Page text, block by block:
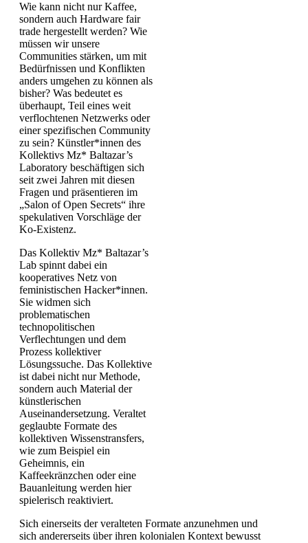
Wie kann nicht nur Kaffee,
sondern auch Hardware fair
trade hergestellt werden? Wie
müssen wir unsere
Communities stärken, um mit
Bedürfnissen und Konflikten
anders umgehen zu können als
bisher? Was bedeutet es
überhaupt, Teil eines weit
verflochtenen Netzwerks oder
einer spezifischen Community
zu sein? Künstler*innen des
Kollektivs Mz* Baltazar’s
Laboratory beschäftigen sich
seit zwei Jahren mit diesen
Fragen und präsentieren im
„Salon of Open Secrets“ ihre
spekulativen Vorschläge der
Ko-Existenz.
Das Kollektiv Mz* Baltazar’s
Lab spinnt dabei ein
kooperatives Netz von
feministischen Hacker*innen.
Sie widmen sich
problematischen
technopolitischen
Verflechtungen und dem
Prozess kollektiver
Lösungssuche. Das Kollektive
ist dabei nicht nur Methode,
sondern auch Material der
künstlerischen
Auseinandersetzung. Veraltet
geglaubte Formate des
kollektiven Wissenstransfers,
wie zum Beispiel ein
Geheimnis, ein
Kaffeekränzchen oder eine
Bauanleitung werden hier
spielerisch reaktiviert.
Sich einerseits der veralteten Formate anzunehmen und
sich andererseits über ihren kolonialen Kontext bewusst